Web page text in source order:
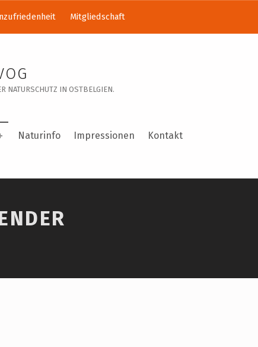
NATURSCHUTZ IN OSTBELGIEN.
Naturinfo Impressionen Kontakt
Mitgliedschaft